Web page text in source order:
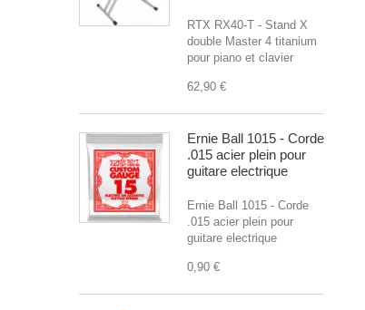
RTX RX40-T - Stand X
double Master 4 titanium
pour piano et clavier
62,90 €
Ernie Ball 1015 - Corde
.015 acier plein pour
guitare electrique
Ernie Ball 1015 - Corde
.015 acier plein pour
guitare electrique
0,90 €